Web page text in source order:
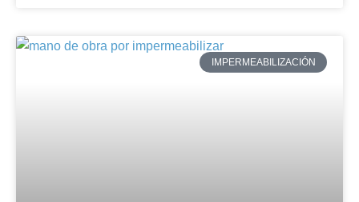
IMPERMEABILIZACIÓN